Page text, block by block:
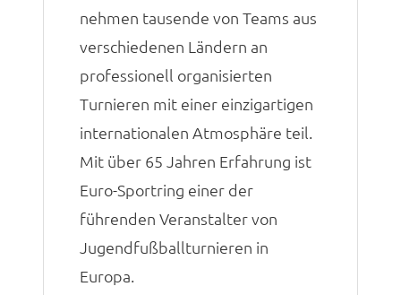
nehmen tausende von Teams aus
verschiedenen Ländern an
professionell organisierten
Turnieren mit einer einzigartigen
internationalen Atmosphäre teil.
Mit über 65 Jahren Erfahrung ist
Euro-Sportring einer der
führenden Veranstalter von
Jugendfußballturnieren in
Europa.